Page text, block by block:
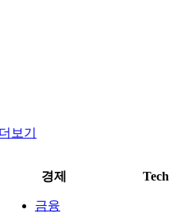
더보기
경제 Tech
금융